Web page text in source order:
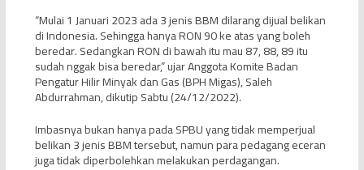
“Mulai 1 Januari 2023 ada 3 jenis BBM dilarang dijual belikan
di Indonesia. Sehingga hanya RON 90 ke atas yang boleh
beredar. Sedangkan RON di bawah itu mau 87, 88, 89 itu
sudah nggak bisa beredar,” ujar Anggota Komite Badan
Pengatur Hilir Minyak dan Gas (BPH Migas), Saleh
Abdurrahman, dikutip Sabtu (24/12/2022).
Imbasnya bukan hanya pada SPBU yang tidak memperjual
belikan 3 jenis BBM tersebut, namun para pedagang eceran
juga tidak diperbolehkan melakukan perdagangan.